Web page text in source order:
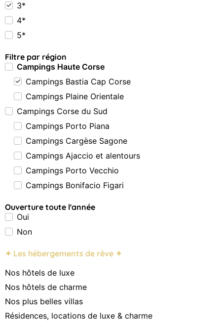
3*
4*
5*
Filtre par région
Campings Haute Corse
Campings Bastia Cap Corse
Campings Plaine Orientale
Campings Corse du Sud
Campings Porto Piana
Campings Cargèse Sagone
Campings Ajaccio et alentours
Campings Porto Vecchio
Campings Bonifacio Figari
Ouverture toute l'année
Oui
Non
✦ Les hébergements de rêve ✦
Nos hôtels de luxe
Nos hôtels de charme
Nos plus belles villas
Résidences, locations de luxe & charme